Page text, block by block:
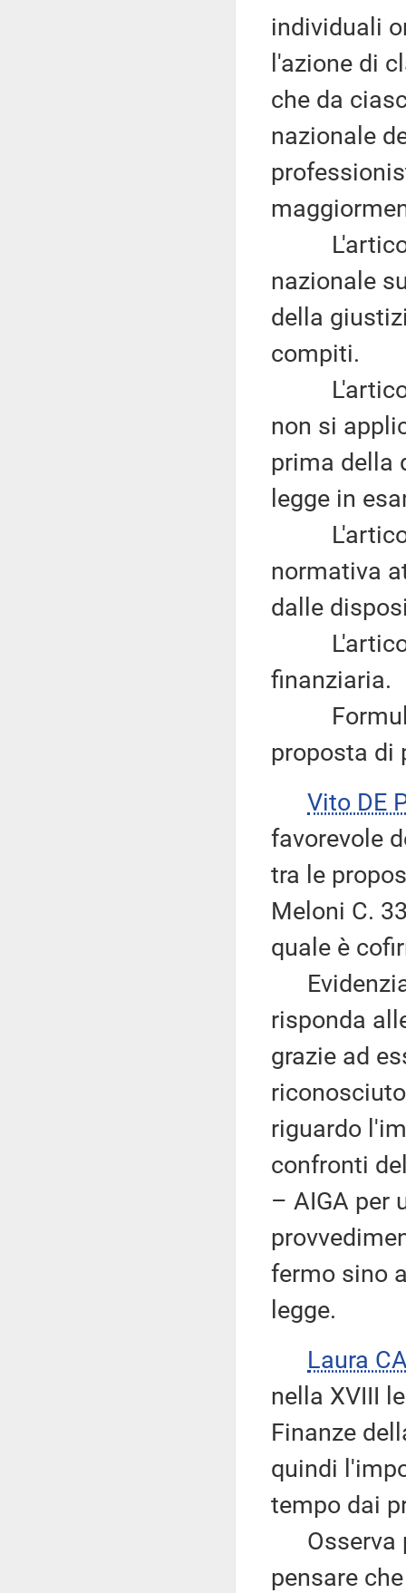
individuali
l'azione di
che da
nazionale
L'articolo
nazionale
della
compiti.
L'articolo
non si
prima della
legge in
L'articolo
normativa
dalle
L'articolo
finanziaria.
Formula
proposta di
Vito DE
favorevole
tra le
Meloni C.
quale è
Evidenzia
risponda
grazie ad
riguardo
confronti
– AIGA per
fermo sino
legge.
Laura
nella XVIII
Finanze
quindi
tempo dai
Osserva
pensare